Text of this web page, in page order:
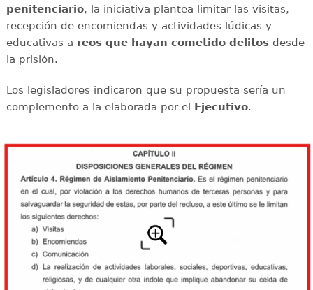
penitenciario, la iniciativa plantea limitar las visitas,
recepción de encomiendas y actividades lúdicas y
educativas a reos que hayan cometido delitosdesde
la prisión.
Los legisladores indicaron que su propuesta sería un
complemento a la elaborada por el
Ejecutivo.